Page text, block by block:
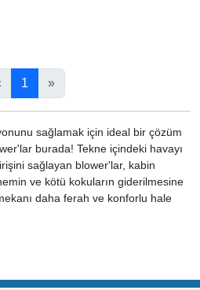
1 »
sağlamak için ideal bir çözüm
burada! Tekne içindeki havayı
sağlayan blower'lar, kabin
ve kötü kokuların giderilmesine
daha ferah ve konforlu hale